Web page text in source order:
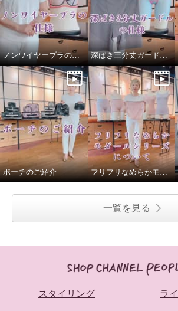
ノンワイヤーブラの仕様 深ばき三分丈ガードルの仕様
ポーチのご紹介 フリフリなめらかモダールシリーズについて
一覧を見る
スタイリング ラ